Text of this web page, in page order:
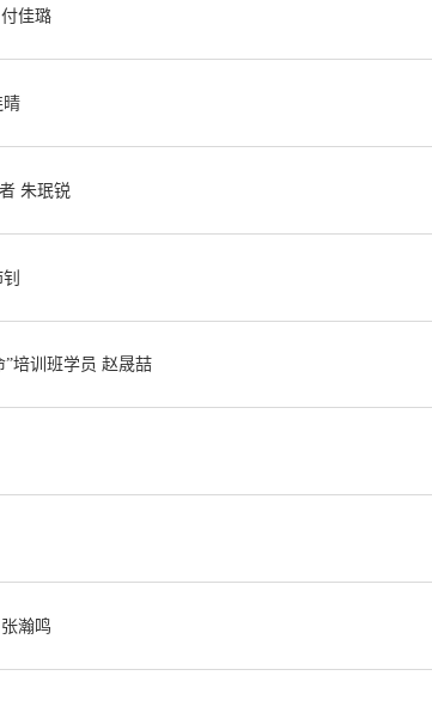
佳璐
晴
朱珉锐
培训班学员 赵晟喆
瀚鸣